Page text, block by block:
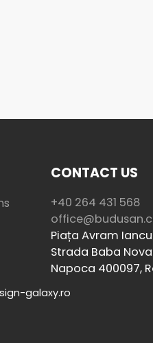
CONTACT US
+40 264 431 568
Piața Avram
Strada Baba
Napoca 400097,
galaxy.ro